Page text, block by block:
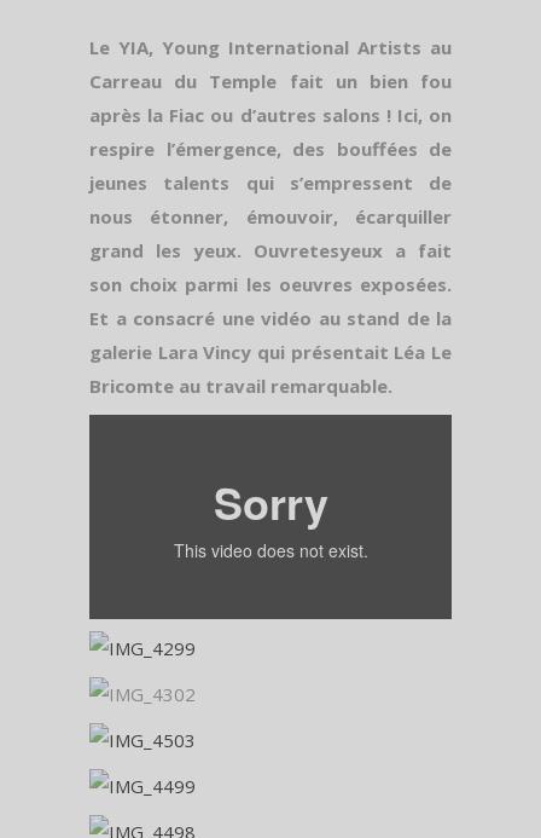
Le YIA, Young International Artists au
Carreau du Temple fait un bien fou
après la Fiac ou d’autres salons ! Ici, on
respire l’émergence, des bouffées de
jeunes talents qui s’empressent de
nous étonner, émouvoir, écarquiller
grand les yeux. Ouvretesyeux a fait
son choix parmi les oeuvres exposées.
Et a consacré une vidéo au stand de la
galerie Lara Vincy qui présentait Léa Le
Bricomte au travail remarquable.